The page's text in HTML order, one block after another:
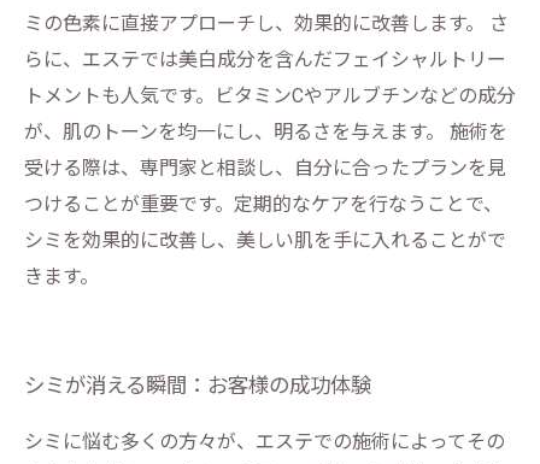
ミの色素に直接アプローチし、効果的に改善します。 さ
らに、エステでは美白成分を含んだフェイシャルトリー
トメントも人気です。ビタミンCやアルブチンなどの成分
が、肌のトーンを均一にし、明るさを与えます。 施術を
受ける際は、専門家と相談し、自分に合ったプランを見
つけることが重要です。定期的なケアを行なうことで、
シミを効果的に改善し、美しい肌を手に入れることがで
きます。
シミが消える瞬間：お客様の成功体験
シミに悩む多くの方々が、エステでの施術によってその